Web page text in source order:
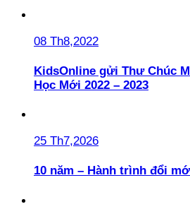
08 Th8,2022
KidsOnline gửi Thư Chúc
Học Mới 2022 – 2023
25 Th7,2026
10 năm – Hành trình đổi